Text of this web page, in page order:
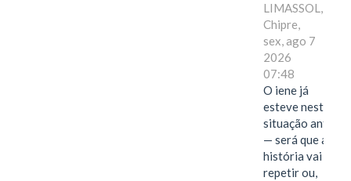
LIMASSOL,
Chipre,
sex, ago 7
2026
07:48
O iene já
esteve nesta
situação antes
— será que a
história vai se
repetir ou,